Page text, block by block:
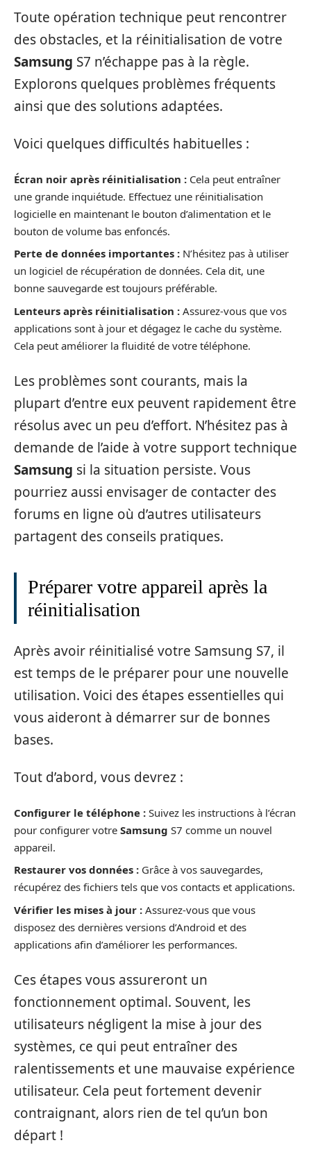
Toute opération technique peut rencontrer
des obstacles, et la réinitialisation de votre
Samsung S7 n’échappe pas à la règle.
Explorons quelques problèmes fréquents
ainsi que des solutions adaptées.
Voici quelques difficultés habituelles :
Écran noir après réinitialisation : Cela peut entraîner
une grande inquiétude. Effectuez une réinitialisation
logicielle en maintenant le bouton d’alimentation et le
bouton de volume bas enfoncés.
Perte de données importantes : N’hésitez pas à utiliser
un logiciel de récupération de données. Cela dit, une
bonne sauvegarde est toujours préférable.
Lenteurs après réinitialisation : Assurez-vous que vos
applications sont à jour et dégagez le cache du système.
Cela peut améliorer la fluidité de votre téléphone.
Les problèmes sont courants, mais la
plupart d’entre eux peuvent rapidement être
résolus avec un peu d’effort. N’hésitez pas à
demande de l’aide à votre support technique
Samsung si la situation persiste. Vous
pourriez aussi envisager de contacter des
forums en ligne où d’autres utilisateurs
partagent des conseils pratiques.
Préparer votre appareil après la
réinitialisation
Après avoir réinitialisé votre Samsung S7, il
est temps de le préparer pour une nouvelle
utilisation. Voici des étapes essentielles qui
vous aideront à démarrer sur de bonnes
bases.
Tout d’abord, vous devrez :
Configurer le téléphone : Suivez les instructions à l’écran
pour configurer votre Samsung S7 comme un nouvel
appareil.
Restaurer vos données : Grâce à vos sauvegardes,
récupérez des fichiers tels que vos contacts et applications.
Vérifier les mises à jour : Assurez-vous que vous
disposez des dernières versions d’Android et des
applications afin d’améliorer les performances.
Ces étapes vous assureront un
fonctionnement optimal. Souvent, les
utilisateurs négligent la mise à jour des
systèmes, ce qui peut entraîner des
ralentissements et une mauvaise expérience
utilisateur. Cela peut fortement devenir
contraignant, alors rien de tel qu’un bon
départ !